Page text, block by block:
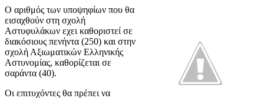
Ο αριθμός των υποψηφίων που θα
εισαχθούν στη σχολή
Αστυφυλάκων εχει καθοριστεί σε
διακόσιους πενήντα (250) και στην
σχολή Αξιωματικών Ελληνικής
Αστυνομίας, καθορίζεται σε
σαράντα (40).
Οι επιτυχόντες θα πρέπει να